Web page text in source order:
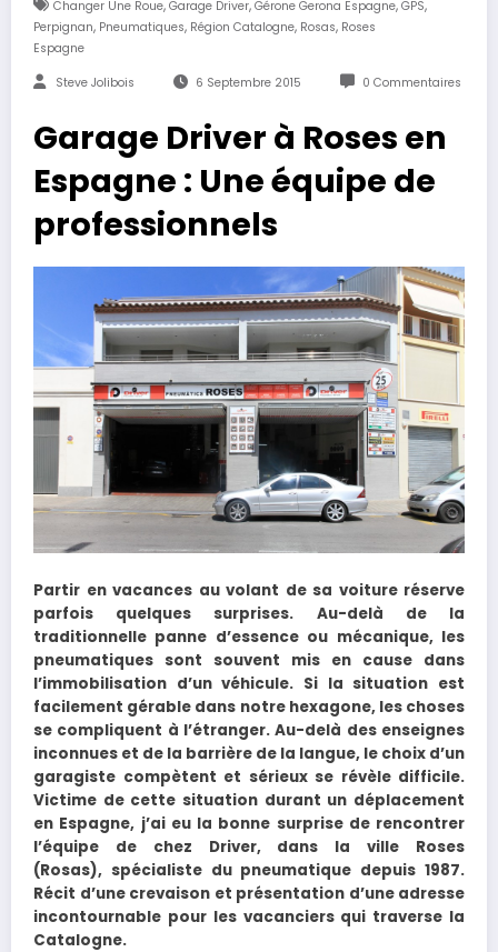
Changer Une Roue, Garage Driver, Gérone Gerona Espagne, GPS,
Perpignan, Pneumatiques, Région Catalogne, Rosas, Roses
Espagne
Steve Jolibois 6 Septembre 2015 0 Commentaires
Garage Driver à Roses en
Espagne : Une équipe de
professionnels
Partir en vacances au volant de sa voiture réserve
parfois quelques surprises. Au-delà de la
traditionnelle panne d’essence ou mécanique, les
pneumatiques sont souvent mis en cause dans
l’immobilisation d’un véhicule. Si la situation est
facilement gérable dans notre hexagone, les choses
se compliquent à l’étranger. Au-delà des enseignes
inconnues et de la barrière de la langue, le choix d’un
garagiste compètent et sérieux se révèle difficile.
Victime de cette situation durant un déplacement
en Espagne, j’ai eu la bonne surprise de rencontrer
l’équipe de chez Driver, dans la ville Roses
(Rosas), spécialiste du pneumatique depuis 1987.
Récit d’une crevaison et présentation d’une adresse
incontournable pour les vacanciers qui traverse la
Catalogne.